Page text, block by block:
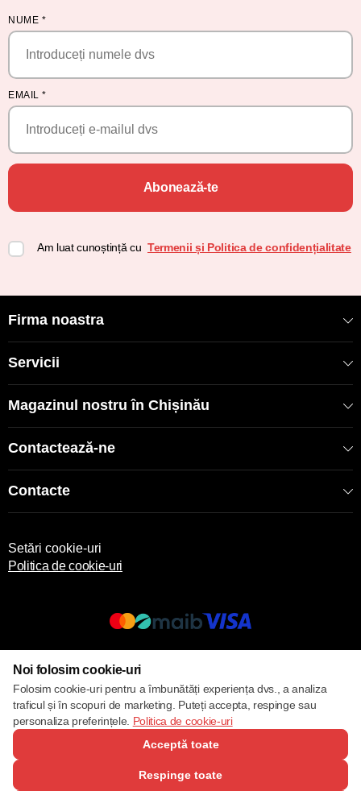
NUME *
EMAIL *
Abonează-te
Am luat cunoștință cu Termenii și Politica de confidențialitate
Firma noastra
Servicii
Magazinul nostru în Chișinău
Contactează-ne
Contacte
Setări cookie-uri
Politica de cookie-uri
© 2013 – 2026 ECOM
Noi folosim cookie-uri
Folosim cookie-uri pentru a îmbunătăți experiența dvs., a analiza
traficul și în scopuri de marketing. Puteți accepta, respinge sau
personaliza preferințele. Politica de cookie-uri
Acceptă toate
Respinge toate